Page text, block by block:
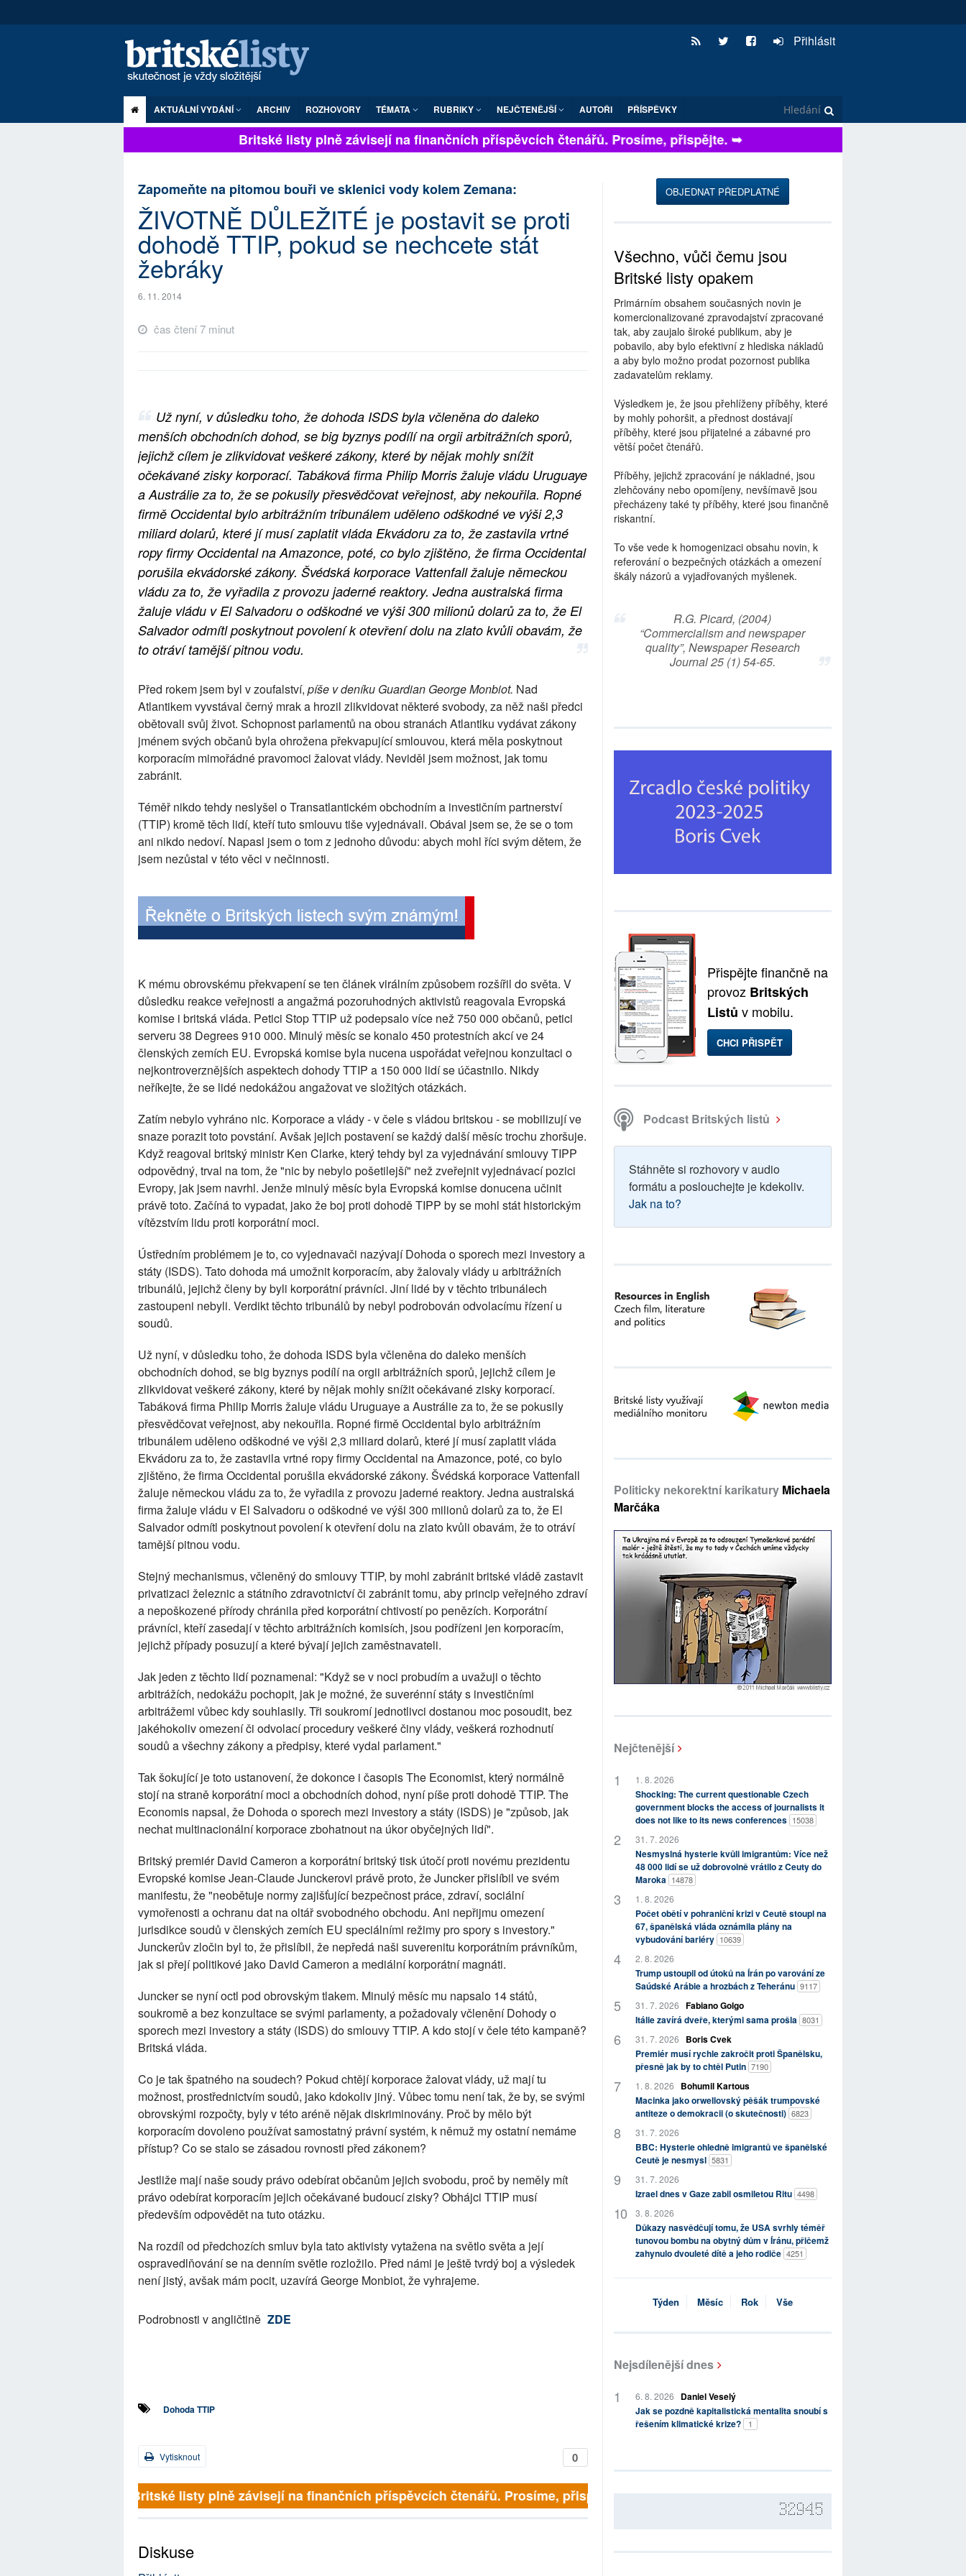
Přihlásit
AKTUÁLNÍ VYDÁNÍ ARCHIV ROZHOVORY TÉMATA RUBRIKY NEJČTENĚJŠÍ AUTOŘI PŘÍSPĚVKY
Britské listy plně závisejí na finančních příspěvcích čtenářů. Prosíme, přispějte. ➥
Zapomeňte na pitomou bouři ve sklenici vody kolem Zemana:
ŽIVOTNĚ DŮLEŽITÉ je postavit se proti
dohodě TTIP, pokud se nechcete stát
žebráky
6. 11. 2014
čas čtení 7 minut
Už nyní, v důsledku toho, že dohoda ISDS byla včleněna do daleko
menších obchodních dohod, se big byznys podílí na orgii arbitrážních sporů,
jejichž cílem je zlikvidovat veškeré zákony, které by nějak mohly snížit
očekávané zisky korporací. Tabáková firma Philip Morris žaluje vládu Uruguaye
a Austrálie za to, že se pokusily přesvědčovat veřejnost, aby nekouřila. Ropné
firmě Occidental bylo arbitrážním tribunálem uděleno odškodné ve výši 2,3
miliard dolarů, které jí musí zaplatit vláda Ekvádoru za to, že zastavila vrtné
ropy firmy Occidental na Amazonce, poté, co bylo zjištěno, že firma Occidental
porušila ekvádorské zákony. Švédská korporace Vattenfall žaluje německou
vládu za to, že vyřadila z provozu jaderné reaktory. Jedna australská firma
žaluje vládu v El Salvadoru o odškodné ve výši 300 milionů dolarů za to, že El
Salvador odmítl poskytnout povolení k otevření dolu na zlato kvůli obavám, že
to otráví tamější pitnou vodu.
Před rokem jsem byl v zoufalství, píše v deníku Guardian George Monbiot. Nad
Atlantikem vyvstával černý mrak a hrozil zlikvidovat některé svobody, za něž naši předci
obětovali svůj život. Schopnost parlamentů na obou stranách Atlantiku vydávat zákony
jménem svých občanů byla ohrožena překvapující smlouvou, která měla poskytnout
korporacím mimořádné pravomoci žalovat vlády. Neviděl jsem možnost, jak tomu
zabránit.
Téměř nikdo tehdy neslyšel o Transatlantickém obchodním a investičním partnerství
(TTIP) kromě těch lidí, kteří tuto smlouvu tiše vyjednávali. Obával jsem se, že se o tom
ani nikdo nedoví. Napasl jsem o tom z jednoho důvodu: abych mohl říci svým dětem, že
jsem nezůstal v této věci v nečinnosti.
K mému obrovskému překvapení se ten článek virálním způsobem rozšířil do světa. V
důsledku reakce veřejnosti a angažmá pozoruhodných aktivistů reagovala Evropská
komise i britská vláda. Petici Stop TTIP už podepsalo více než 750 000 občanů, petici
serveru 38 Degrees 910 000. Minulý měsíc se konalo 450 protestních akcí ve 24
členských zemích EU. Evropská komise byla nucena uspořádat veřejnou konzultaci o
nejkontroverznějších aspektech dohody TTIP a 150 000 lidí se účastnilo. Nikdy
neříkejte, že se lidé nedokážou angažovat ve složitých otázkách.
Zatím nebylo vyhráno nic. Korporace a vlády - v čele s vládou britskou - se mobilizují ve
snaze porazit toto povstání. Avšak jejich postavení se každý další měsíc trochu zhoršuje.
Když reagoval britský ministr Ken Clarke, který tehdy byl za vyjednávání smlouvy TIPP
odpovědný, trval na tom, že "nic by nebylo pošetilejší" než zveřejnit vyjednávací pozici
Evropy, jak jsem navrhl. Jenže minulý měsíc byla Evropská komise donucena učinit
právě toto. Začíná to vypadat, jako že boj proti dohodě TIPP by se mohl stát historickým
vítězstvím lidu proti korporátní moci.
Ústředním problémem je to, co vyjednavači nazývají Dohoda o sporech mezi investory a
státy (ISDS). Tato dohoda má umožnit korporacím, aby žalovaly vlády u arbitrážních
tribunálů, jejichž členy by byli korporátní právníci. Jiní lidé by v těchto tribunálech
zastoupeni nebyli. Verdikt těchto tribunálů by nebyl podrobován odvolacímu řízení u
soudů.
Už nyní, v důsledku toho, že dohoda ISDS byla včleněna do daleko menších
obchodních dohod, se big byznys podílí na orgii arbitrážních sporů, jejichž cílem je
zlikvidovat veškeré zákony, které by nějak mohly snížit očekávané zisky korporací.
Tabáková firma Philip Morris žaluje vládu Uruguaye a Austrálie za to, že se pokusily
přesvědčovat veřejnost, aby nekouřila. Ropné firmě Occidental bylo arbitrážním
tribunálem uděleno odškodné ve výši 2,3 miliard dolarů, které jí musí zaplatit vláda
Ekvádoru za to, že zastavila vrtné ropy firmy Occidental na Amazonce, poté, co bylo
zjištěno, že firma Occidental porušila ekvádorské zákony. Švédská korporace Vattenfall
žaluje německou vládu za to, že vyřadila z provozu jaderné reaktory. Jedna australská
firma žaluje vládu v El Salvadoru o odškodné ve výši 300 milionů dolarů za to, že El
Salvador odmítl poskytnout povolení k otevření dolu na zlato kvůli obavám, že to otráví
tamější pitnou vodu.
Stejný mechanismus, včleněný do smlouvy TTIP, by mohl zabránit britské vládě zastavit
privatizaci železnic a státního zdravotnictví či zabránit tomu, aby princip veřejného zdraví
a nepoškozené přírody chránila před korporátní chtivostí po penězích. Korporátní
právníci, kteří zasedají v těchto arbitrážních komisích, jsou podřízeni jen korporacím,
jejichž případy posuzují a které bývají jejich zaměstnavateli.
Jak jeden z těchto lidí poznamenal: "Když se v noci probudím a uvažuji o těchto
arbitrážích, nedokážu pochopit, jak je možné, že suverénní státy s investičními
arbitrážemi vůbec kdy souhlasily. Tři soukromí jednotlivci dostanou moc posoudit, bez
jakéhokoliv omezení či odvolací procedury veškeré činy vlády, veškerá rozhodnutí
soudů a všechny zákony a předpisy, které vydal parlament."
Tak šokující je toto ustanovení, že dokonce i časopis The Economist, který normálně
stojí na straně korporátní moci a obchodních dohod, nyní píše proti dohodě TTIP. The
Economis napsal, že Dohoda o sporech mezi investory a státy (ISDS) je "způsob, jak
nechat multinacionální korporace zbohatnout na úkor obyčejných lidí".
Britský premiér David Cameron a korporátní britský tisk útočí proti novému prezidentu
Evropské komise Jean-Claude Junckerovi právě proto, že Juncker přislíbil ve svém
manifestu, že "neobětuje normy zajišťující bezpečnost práce, zdraví, sociální
vymořenosti a ochranu dat na oltář svobodného obchodu. Ani nepřijmu omezení
jurisdikce soudů v členských zemích EU speciálními režimy pro spory s investory."
Junckerův zločin byl to, že přislíbil, že nepředá naši suverenitu korporátním právníkům,
jak si přejí politikové jako David Cameron a mediální korporátní magnáti.
Juncker se nyní octl pod obrovským tlakem. Minulý měsíc mu napsalo 14 států,
soukromě a bez konzultace se svými parlamenty, a požadovaly včlenění Dohody o
sporech mezi investory a státy (ISDS) do smlouvy TTIP. A kdo stojí v čele této kampaně?
Britská vláda.
Co je tak špatného na soudech? Pokud chtějí korporace žalovat vlády, už mají tu
možnost, prostřednictvím soudů, jako kdokoliv jiný. Vůbec tomu není tak, že by, se svými
obrovskými rozpočty, byly v této aréně nějak diskriminovány. Proč by mělo být
korporacím dovoleno používat samostatný právní systém, k němuž my ostatní nemáme
přístup? Co se stalo se zásadou rovnosti před zákonem?
Jestliže mají naše soudy právo odebírat občanům jejich svobodu, proč by neměly mít
právo odebírat korporacím jejich očekávané budoucí zisky? Obhájci TTIP musí
především odpovědět na tuto otázku.
Na rozdíl od předchozích smluv byla tato aktivisty vytažena na světlo světa a její
ospravedlňování se na denním světle rozložilo. Před námi je ještě tvrdý boj a výsledek
není jistý, avšak mám pocit, uzavírá George Monbiot, že vyhrajeme.
Podrobnosti v angličtině ZDE
Dohoda TTIP
0
Vytisknout
Britské listy plně závisejí na finančních příspěvcích čtenářů. Prosíme, přispějte. ➥
Diskuse
OBJEDNAT PŘEDPLATNÉ
Všechno, vůči čemu jsou
Britské listy opakem
Primárním obsahem současných novin je
komercionalizované zpravodajství zpracované
tak, aby zaujalo široké publikum, aby je
pobavilo, aby bylo efektivní z hlediska nákladů
a aby bylo možno prodat pozornost publika
zadavatelům reklamy.
Výsledkem je, že jsou přehlíženy příběhy, které
by mohly pohoršit, a přednost dostávají
příběhy, které jsou přijatelné a zábavné pro
větší počet čtenářů.
Příběhy, jejichž zpracování je nákladné, jsou
zlehčovány nebo opomíjeny, nevšímavě jsou
přecházeny také ty příběhy, které jsou finančně
riskantní.
To vše vede k homogenizaci obsahu novin, k
referování o bezpečných otázkách a omezení
škály názorů a vyjadřovaných myšlenek.
R.G. Picard, (2004)
“Commercialism and newspaper
quality”, Newspaper Research
Journal 25 (1) 54-65.
Přispějte finančně na
provoz Britských
Listů v mobilu.
CHCI PŘISPĚT
Podcast Britských listů
Stáhněte si rozhovory v audio
formátu a poslouchejte je kdekoliv.
Jak na to?
Politicky nekorektní karikatury Michaela
Marčáka
Nejčtenější
1. 8. 2026
Shocking: The current questionable Czech
government blocks the access of journalists it
does not like to its news conferences 15038
31. 7. 2026
Nesmyslná hysterie kvůli imigrantům: Více než
48 000 lidí se už dobrovolně vrátilo z Ceuty do
Maroka 14878
1. 8. 2026
Počet obětí v pohraniční krizi v Ceutě stoupl na
67, španělská vláda oznámila plány na
vybudování bariéry 10639
2. 8. 2026
Trump ustoupil od útoků na Írán po varování ze
Saúdské Arábie a hrozbách z Teheránu 9117
31. 7. 2026 Fabiano Golgo
Itálie zavírá dveře, kterými sama prošla 8031
31. 7. 2026
Boris Cvek
Premiér musí rychle zakročit proti Španělsku,
přesně jak by to chtěl Putin 7190
1. 8. 2026
Bohumil Kartous
Macinka jako orwellovský pěšák trumpovské
antiteze o demokracii (o skutečnosti) 6823
31. 7. 2026
BBC: Hysterie ohledně imigrantů ve španělské
Ceutě je nesmysl 5831
31. 7. 2026
Izrael dnes v Gaze zabil osmiletou Ritu 4498
3. 8. 2026
Důkazy nasvědčují tomu, že USA svrhly téměř
tunovou bombu na obytný dům v Íránu, přičemž
zahynulo dvouleté dítě a jeho rodiče 4251
Týden Měsíc Rok Vše
Nejsdílenější dnes
6. 8. 2026
Daniel Veselý
Jak se pozdně kapitalistická mentalita snoubí s
řešením klimatické krize?
1
32945